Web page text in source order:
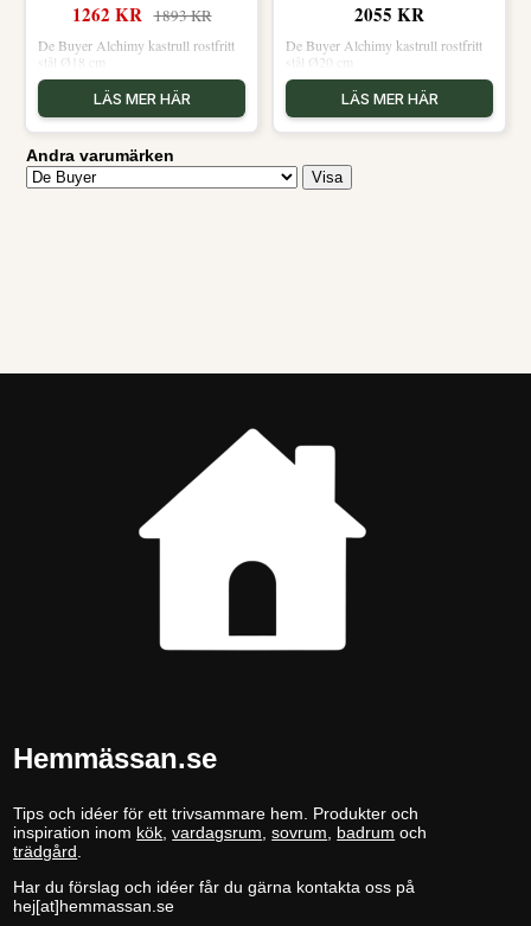
1262 KR 1893 KR
De Buyer Alchimy kastrull rostfritt
stål Ø18 cm
LÄS MER HÄR
2055 KR
De Buyer Alchimy kastrull rostfritt
stål Ø20 cm
LÄS MER HÄR
Andra varumärken
Hemmässan.se
Tips och idéer för ett trivsammare hem. Produkter och
inspiration inom kök ,vardagsrum ,sovrum badrum och
trädgård
Har du förslag och idéer får du gärna kontakta oss på
hej[at]hemmassan.se